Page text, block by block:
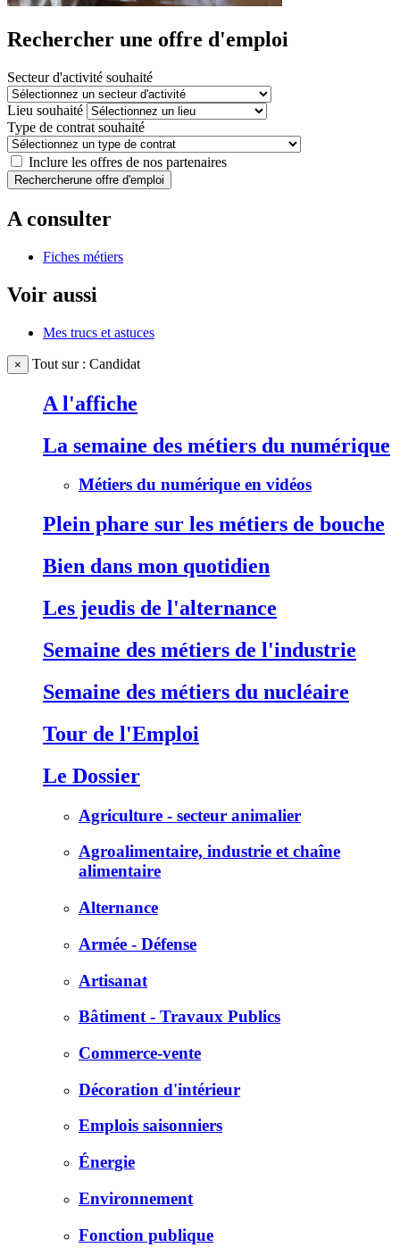
Rechercher une offre d'emploi
Secteur d'activité souhaité
Lieu souhaité
Type de contrat souhaité
Inclure les offres de nos partenaires
Rechercherune offre d'emploi
A consulter
Fiches métiers
Voir aussi
Mes trucs et astuces
× Tout sur : Candidat
A l'affiche
La semaine des métiers du numérique
Métiers du numérique en vidéos
Plein phare sur les métiers de bouche
Bien dans mon quotidien
Les jeudis de l'alternance
Semaine des métiers de l'industrie
Semaine des métiers du nucléaire
Tour de l'Emploi
Le Dossier
Agriculture - secteur animalier
Agroalimentaire, industrie et chaîne
alimentaire
Alternance
Armée - Défense
Artisanat
Bâtiment - Travaux Publics
Commerce-vente
Décoration d'intérieur
Emplois saisonniers
Énergie
Environnement
Fonction publique